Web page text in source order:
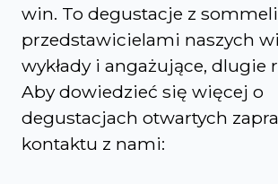
win. To degustacje z
przedstawicielami naszych
wykłady i angażujące, dlugie
Aby dowiedzieć się więcej o
degustacjach otwartych
kontaktu z nami: